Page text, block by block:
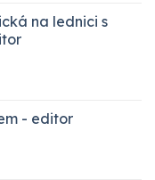
na lednici s
- editor